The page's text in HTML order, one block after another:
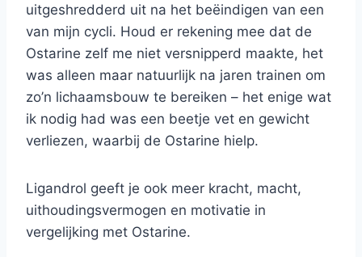
uitgeshredderd uit na het beëindigen van een
van mijn cycli. Houd er rekening mee dat de
Ostarine zelf me niet versnipperd maakte, het
was alleen maar natuurlijk na jaren trainen om
zo’n lichaamsbouw te bereiken – het enige wat
ik nodig had was een beetje vet en gewicht
verliezen, waarbij de Ostarine hielp.
Ligandrol geeft je ook meer kracht, macht,
uithoudingsvermogen en motivatie in
vergelijking met Ostarine.